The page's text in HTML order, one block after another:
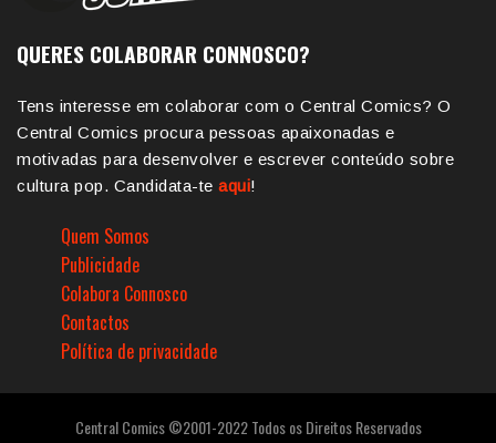
QUERES COLABORAR CONNOSCO?
Tens interesse em colaborar com o Central Comics? O
Central Comics procura pessoas apaixonadas e
motivadas para desenvolver e escrever conteúdo sobre
cultura pop. Candidata-te aqui!
Quem Somos
Publicidade
Colabora Connosco
Contactos
Política de privacidade
Central Comics ©2001-2022 Todos os Direitos Reservados